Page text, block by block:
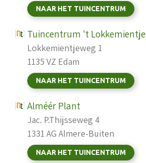
NAAR HET TUINCENTRUM
Tuincentrum 't Lokkemientje
Lokkemientjeweg 1
1135 VZ Edam
NAAR HET TUINCENTRUM
Alméér Plant
Jac. P.Thijsseweg 4
1331 AG Almere-Buiten
NAAR HET TUINCENTRUM